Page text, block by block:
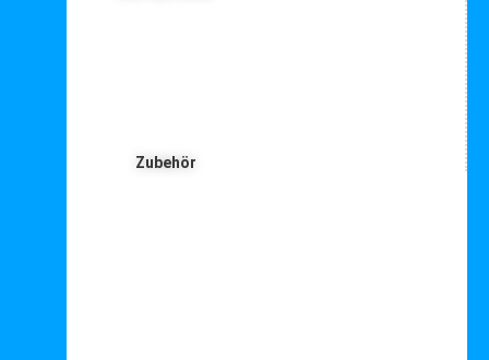
Zubehör